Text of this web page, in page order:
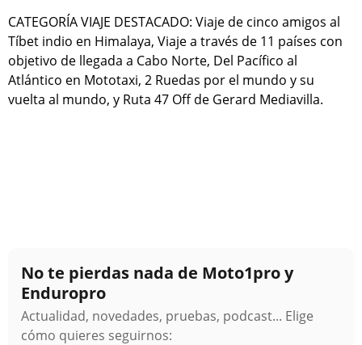
CATEGORÍA VIAJE DESTACADO: Viaje de cinco amigos al
Tíbet indio en Himalaya, Viaje a través de 11 países con
objetivo de llegada a Cabo Norte, Del Pacífico al
Atlántico en Mototaxi, 2 Ruedas por el mundo y su
vuelta al mundo, y Ruta 47 Off de Gerard Mediavilla.
No te pierdas nada de Moto1pro y
Enduropro
Actualidad, novedades, pruebas, podcast... Elige
cómo quieres seguirnos: